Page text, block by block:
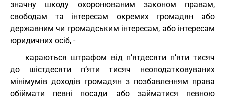
значну шкоду охоронюваним законом правам,
свободам та інтересам окремих громадян або
державним чи громадським інтересам, або інтересам
юридичних осіб, -
караються штрафом від п’ятдесяти п’яти тисяч
до шістдесяти п’яти тисяч неоподатковуваних
мінімумів доходів громадян з позбавленням права
обіймати певні посади або займатися певною